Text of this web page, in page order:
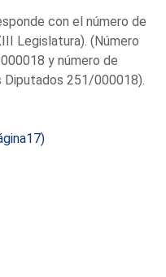
con el número de
Legislatura). (Número
y número de
251/000018).